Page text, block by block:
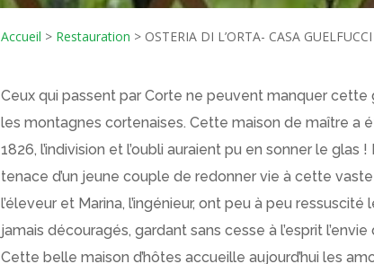
Accueil > Restauration > OSTERIA DI L’ORTA- CASA GUELFUCCI
Ceux qui passent par Corte ne peuvent manquer
les montagnes cortenaises. Cette maison de maître a
1826, l’indivision et l’oubli auraient pu en sonner le glas
tenace d’un jeune couple de redonner vie à cette
l’éleveur et Marina, l’ingénieur, ont peu à peu
jamais découragés, gardant sans cesse à l’esprit
Cette belle maison d’hôtes accueille aujourd’hui les